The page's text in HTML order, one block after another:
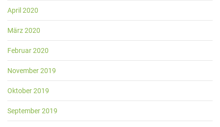
April 2020
März 2020
Februar 2020
November 2019
Oktober 2019
September 2019